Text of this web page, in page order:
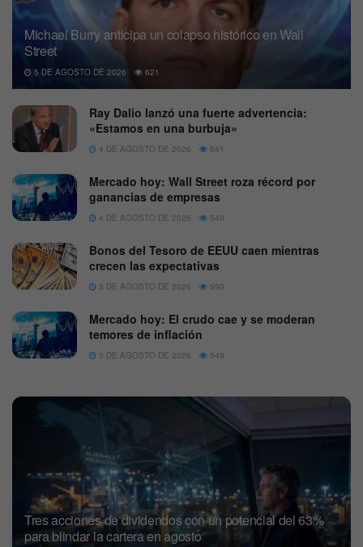
Michael Burry anticipa un colapso histórico en Wall
Street
5 DE AGOSTO DE 2026 621
Ray Dalio lanzó una fuerte advertencia:
«Estamos en una burbuja»
4 DE AGOSTO DE 2026 641
Mercado hoy: Wall Street roza récord por
ganancias de empresas
4 DE AGOSTO DE 2026 540
Bonos del Tesoro de EEUU caen mientras
crecen las expectativas
3 DE AGOSTO DE 2026 590
Mercado hoy: El crudo cae y se moderan
temores de inflación
3 DE AGOSTO DE 2026 549
Tres acciones de dividendos con un potencial del 63%
para blindar la cartera en agosto